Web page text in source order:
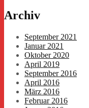
Archiv
September 2021
Januar 2021
Oktober 2020
April 2019
September 2016
April 2016
März 2016
Februar 2016